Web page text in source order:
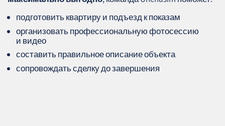
подготовить квартиру и подъезд к показам
организовать профессиональную фотосессию
и видео
составить правильное описание объекта
сопровождать сделку до завершения